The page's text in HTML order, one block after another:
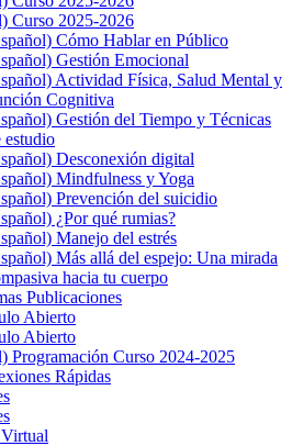
Curso 2025-2026
Cómo Hablar en Público
Gestión Emocional
Actividad Física, Salud Mental y
Cognitiva
Gestión del Tiempo y Técnicas
estudio
Desconexión digital
Mindfulness y Yoga
Prevención del suicidio
¿Por qué rumias?
Manejo del estrés
Más allá del espejo: Una mirada
hacia tu cuerpo
Publicaciones
Abierto
Abierto
Programación Curso 2024-2025
Rápidas